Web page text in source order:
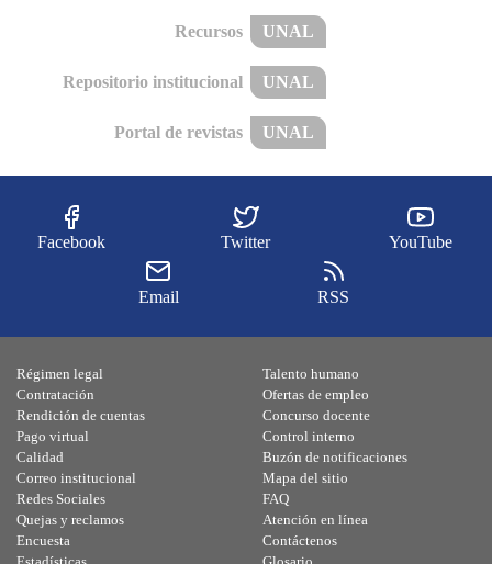
Recursos UNAL
Repositorio institucional UNAL
Portal de revistas UNAL
Facebook Twitter YouTube
Email RSS
Régimen legal
Contratación
Rendición de cuentas
Pago virtual
Calidad
Talento humano
Ofertas de empleo
Concurso docente
Control interno
Buzón de notificaciones
Correo institucional
Redes Sociales
Quejas y reclamos
Encuesta
Mapa del sitio
FAQ
Atención en línea
Contáctenos